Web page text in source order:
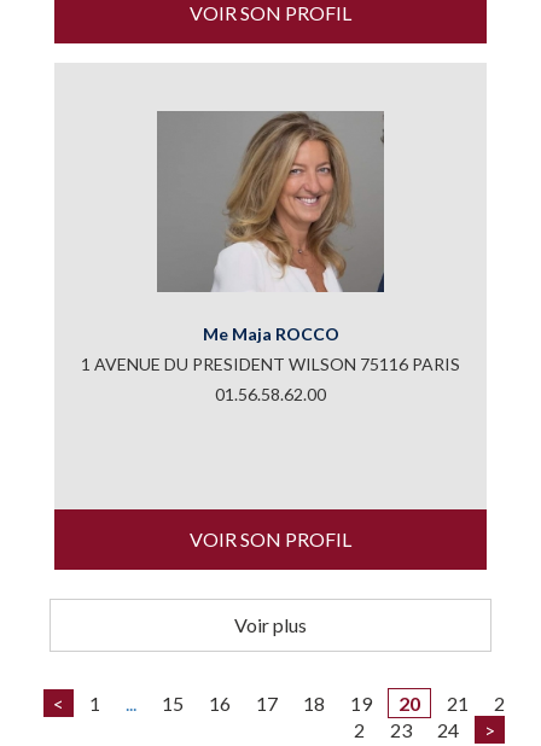
VOIR SON PROFIL
Me Maja ROCCO
1 AVENUE DU PRESIDENT WILSON 75116 PARIS
01.56.58.62.00
VOIR SON PROFIL
Voir plus
< 1 ... 15 16 17 18 19 20 21
2
2
23 24 >